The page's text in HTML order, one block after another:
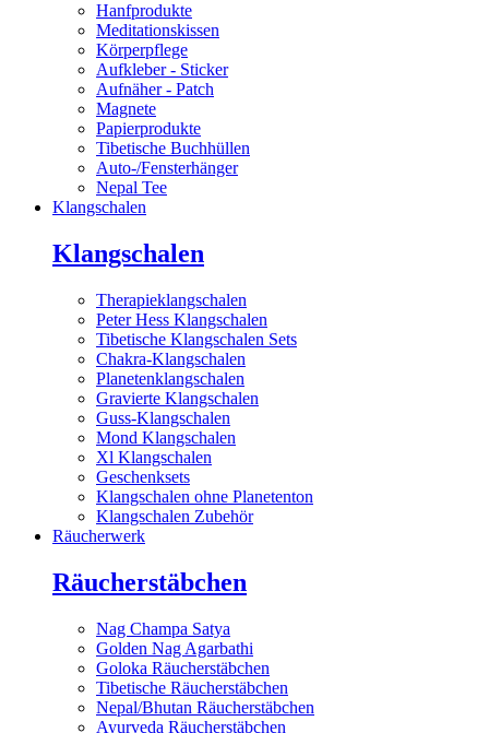
Hanfprodukte
Meditationskissen
Körperpflege
Aufkleber - Sticker
Aufnäher - Patch
Magnete
Papierprodukte
Tibetische Buchhüllen
Auto-/Fensterhänger
Nepal Tee
Klangschalen
Klangschalen
Therapieklangschalen
Peter Hess Klangschalen
Tibetische Klangschalen Sets
Chakra-Klangschalen
Planetenklangschalen
Gravierte Klangschalen
Guss-Klangschalen
Mond Klangschalen
Xl Klangschalen
Geschenksets
Klangschalen ohne Planetenton
Klangschalen Zubehör
Räucherwerk
Räucherstäbchen
Nag Champa Satya
Golden Nag Agarbathi
Goloka Räucherstäbchen
Tibetische Räucherstäbchen
Nepal/Bhutan Räucherstäbchen
Ayurveda Räucherstäbchen